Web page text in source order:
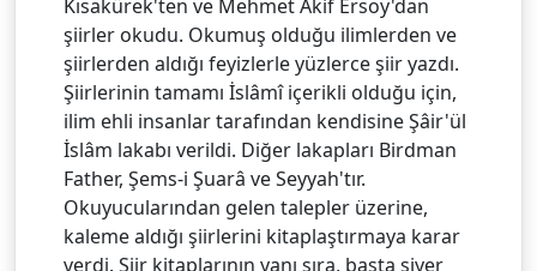
Kısakürek'ten ve Mehmet Akif Ersoy'dan
şiirler okudu. Okumuş olduğu ilimlerden ve
şiirlerden aldığı feyizlerle yüzlerce şiir yazdı.
Şiirlerinin tamamı İslâmî içerikli olduğu için,
ilim ehli insanlar tarafından kendisine Şâir'ül
İslâm lakabı verildi. Diğer lakapları Birdman
Father, Şems-i Şuarâ ve Seyyah'tır.
Okuyucularından gelen talepler üzerine,
kaleme aldığı şiirlerini kitaplaştırmaya karar
verdi. Şiir kitaplarının yanı sıra, başta siyer